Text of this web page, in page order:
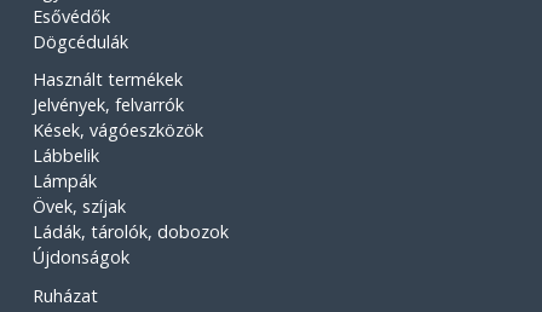
Esővédők
Dögcédulák
Használt termékek
Jelvények, felvarrók
Kések, vágóeszközök
Lábbelik
Lámpák
Övek, szíjak
Ládák, tárolók, dobozok
Újdonságok
Ruházat